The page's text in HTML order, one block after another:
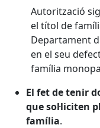
Autorització
el títol de
Departament
en el seu
família
El fet de tenir
que sol·liciten
família.